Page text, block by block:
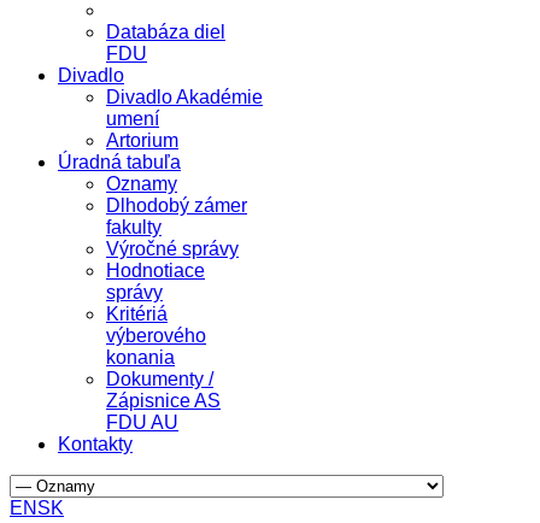
Databáza diel
FDU
Divadlo
Divadlo Akadémie
umení
Artorium
Úradná tabuľa
Oznamy
Dlhodobý zámer
fakulty
Výročné správy
Hodnotiace
správy
Kritériá
výberového
konania
Dokumenty /
Zápisnice AS
FDU AU
Kontakty
EN SK